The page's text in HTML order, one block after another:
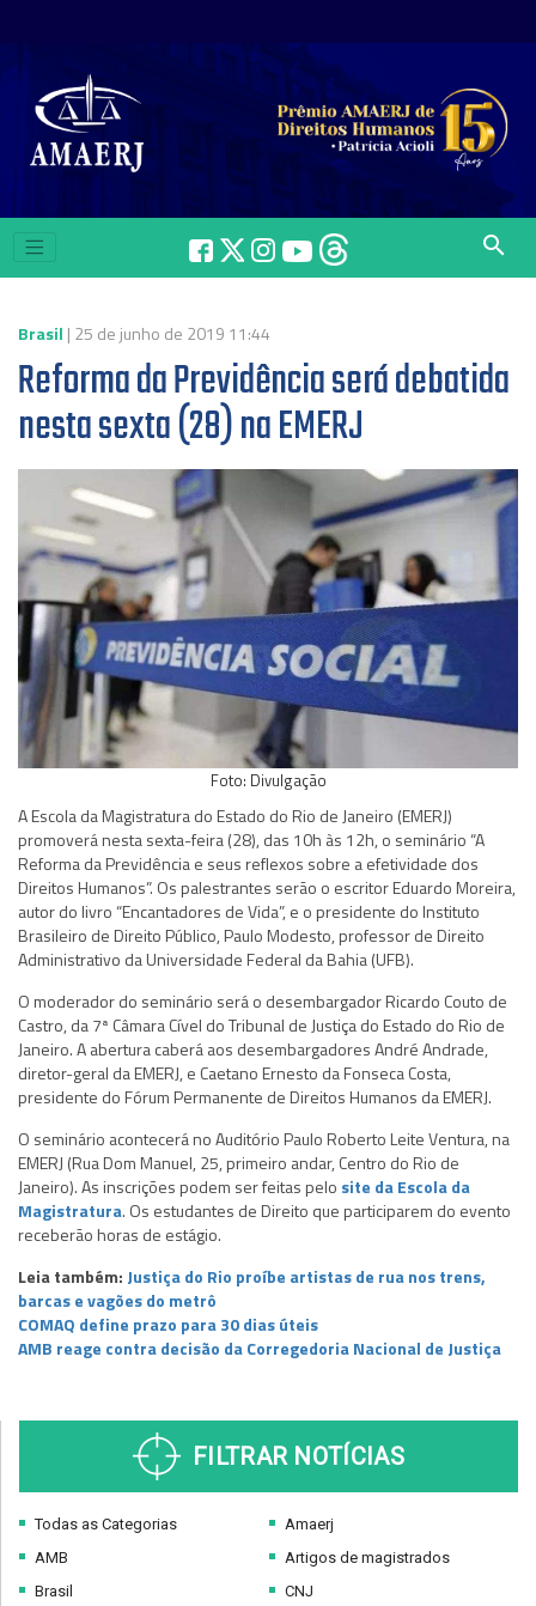
search
Brasil | 25 de junho de 2019 11:44
Reforma da Previdência será debatida
nesta sexta (28) na EMERJ
Foto: Divulgação
A Escola da Magistratura do Estado do Rio de Janeiro (EMERJ)
promoverá nesta sexta-feira (28), das 10h às 12h, o seminário “A
Reforma da Previdência e seus reflexos sobre a efetividade dos
Direitos Humanos”. Os palestrantes serão o escritor Eduardo Moreira,
autor do livro “Encantadores de Vida”, e o presidente do Instituto
Brasileiro de Direito Público, Paulo Modesto, professor de Direito
Administrativo da Universidade Federal da Bahia (UFB).
O moderador do seminário será o desembargador Ricardo Couto de
Castro, da 7ª Câmara Cível do Tribunal de Justiça do Estado do Rio de
Janeiro. A abertura caberá aos desembargadores André Andrade,
diretor-geral da EMERJ, e Caetano Ernesto da Fonseca Costa,
presidente do Fórum Permanente de Direitos Humanos da EMERJ.
O seminário acontecerá no Auditório Paulo Roberto Leite Ventura, na
EMERJ (Rua Dom Manuel, 25, primeiro andar, Centro do Rio de
Janeiro). As inscrições podem ser feitas pelo site da Escola da
Magistratura. Os estudantes de Direito que participarem do evento
receberão horas de estágio.
Leia também: Justiça do Rio proíbe artistas de rua nos trens,
barcas e vagões do metrô
COMAQ define prazo para 30 dias úteis
AMB reage contra decisão da Corregedoria Nacional de Justiça
FILTRAR NOTÍCIAS
Todas as Categorias
AMB
Brasil
Amaerj
Artigos de magistrados
CNJ